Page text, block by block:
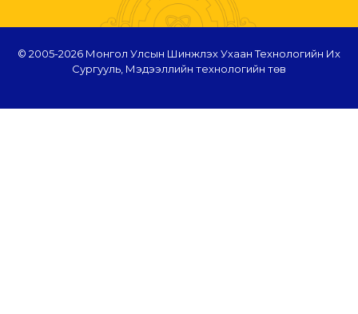
© 2005-2026 Монгол Улсын Шинжлэх Ухаан Технологийн Их
Сургууль, Мэдээллийн технологийн төв